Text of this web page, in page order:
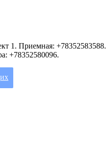
1. Приемная: +78352583588.
+78352580096.